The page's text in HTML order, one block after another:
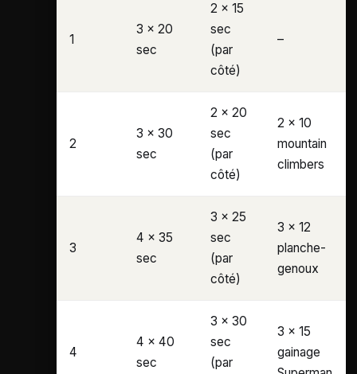
1
3 x 20
sec
2 x 15
sec
(par
côté)
–
2
3 x 30
sec
2 x 20
sec
(par
côté)
2 x 10
mountain
climbers
3
4 x 35
sec
3 x 25
sec
(par
côté)
3 x 12
planche-
genoux
4
4 x 40
sec
3 x 30
sec
(par
3 x 15
gainage